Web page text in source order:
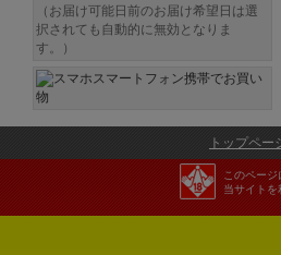
（お届け可能日前のお届け希望日は選
択されても自動的に無効となりま
す。）
トップペー
このペー
当サイト